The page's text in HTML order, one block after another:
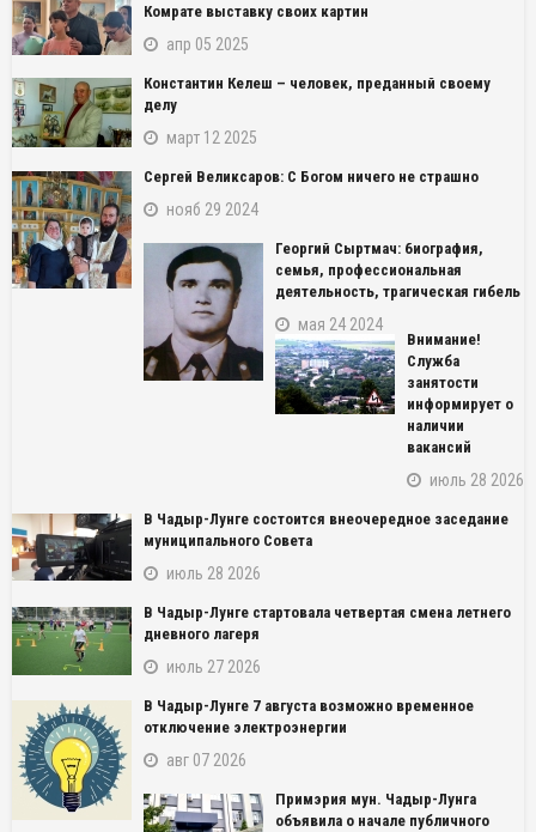
Комрате выставку своих картин
апр 05 2025
Константин Келеш – человек, преданный своему
делу
март 12 2025
Сергей Великсаров: С Богом ничего не страшно
нояб 29 2024
Георгий Сыртмач: биография,
семья, профессиональная
деятельность, трагическая гибель
мая 24 2024
Внимание!
Служба
занятости
информирует о
наличии
вакансий
июль 28 2026
В Чадыр-Лунге состоится внеочередное заседание
муниципального Совета
июль 28 2026
В Чадыр-Лунге стартовала четвертая смена летнего
дневного лагеря
июль 27 2026
В Чадыр-Лунге 7 августа возможно временное
отключение электроэнергии
авг 07 2026
Примэрия мун. Чадыр-Лунга
объявила о начале публичного
NAME_SOCIAL_FACEBOOK
NAME_SOCIAL_TWITTER